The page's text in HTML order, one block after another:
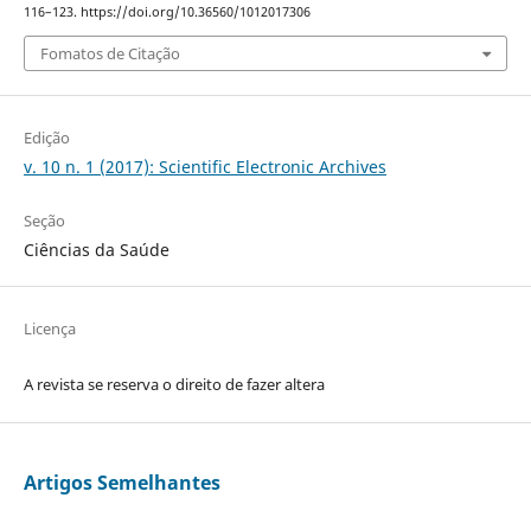
116–123. https://doi.org/10.36560/1012017306
Fomatos de Citação
Edição
v. 10 n. 1 (2017): Scientific Electronic Archives
Seção
Ciências da Saúde
Licença
A revista se reserva o direito de fazer altera
Artigos Semelhantes